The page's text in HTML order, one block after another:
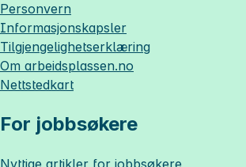
Personvern
Informasjonskapsler
Tilgjengelighetserklæring
Om arbeidsplassen.no
Nettstedkart
For jobbsøkere
Nyttige artikler for jobbsøkere